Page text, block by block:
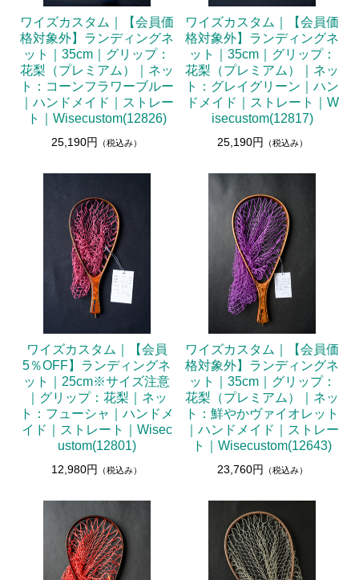
ワイズカスタム｜【会員価
格対象外】ランディングネ
ット｜35cm｜グリップ：
花梨（プレミアム）｜ネッ
ト：コーンフラワーブルー
｜ハンドメイド｜ストレー
ト｜Wisecustom(12826)
25,190円 （税込み）
ワイズカスタム｜【会員価
格対象外】ランディングネ
ット｜35cm｜グリップ：
花梨（プレミアム）｜ネッ
ト：グレイグリーン｜ハン
ドメイド｜ストレート｜W
isecustom(12817)
25,190円 （税込み）
ワイズカスタム｜【会員
5％OFF】ランディングネ
ット｜25cm※サイズ注意
｜グリップ：花梨｜ネッ
ト：フューシャ｜ハンドメ
イド｜ストレート｜Wisec
ustom(12801)
12,980円 （税込み）
ワイズカスタム｜【会員価
格対象外】ランディングネ
ット｜35cm｜グリップ：
花梨（プレミアム）｜ネッ
ト：鮮やかヴァイオレット
｜ハンドメイド｜ストレー
ト｜Wisecustom(12643)
23,760円 （税込み）